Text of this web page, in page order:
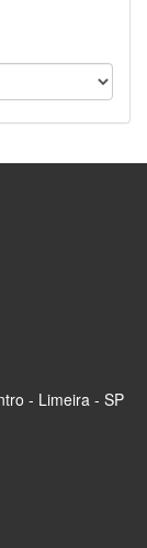
- Limeira - SP